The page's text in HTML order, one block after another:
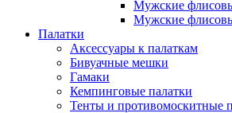
Мужские
Мужские
Палатки
Аксессуары к палаткам
Бивуачные мешки
Гамаки
Кемпинговые палатки
Тенты и противомоскитные